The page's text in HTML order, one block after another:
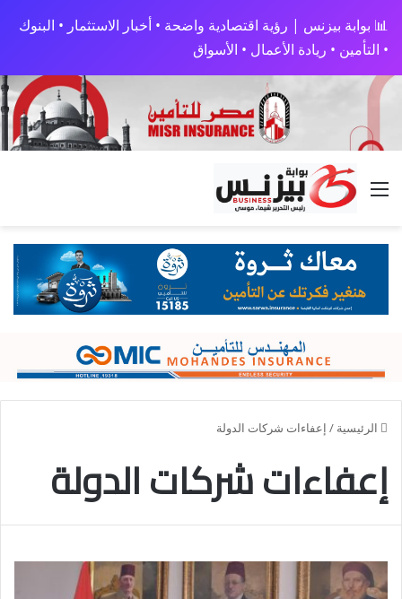
📊 بوابة بيزنس | رؤية اقتصادية واضحة • أخبار الاستثمار • البنوك
• التأمين • ريادة الأعمال • الأسواق
القائمة
الرئيسية / إعفاءات شركات الدولة
إعفاءات شركات الدولة